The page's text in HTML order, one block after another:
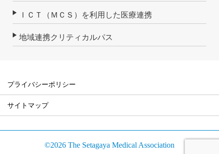
ＩＣＴ（ＭＣＳ）を利用した医療連携
地域連携クリティカルパス
プライバシーポリシー
サイトマップ
©2026 The Setagaya Medical Association